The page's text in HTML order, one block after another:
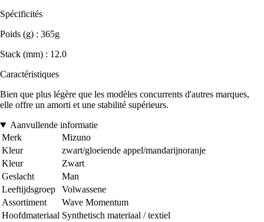
Spécificités
Poids (g) : 365g
Stack (mm) : 12.0
Caractéristiques
Bien que plus légère que les modèles concurrents d'autres marques,
elle offre un amorti et une stabilité supérieurs.
Aanvullende informatie
Merk
Mizuno
Kleur
zwart/gloeiende appel/mandarijnoranje
Kleur
Zwart
Geslacht
Man
Leeftijdsgroep
Volwassene
Assortiment
Wave Momentum
Hoofdmateriaal Synthetisch materiaal / textiel